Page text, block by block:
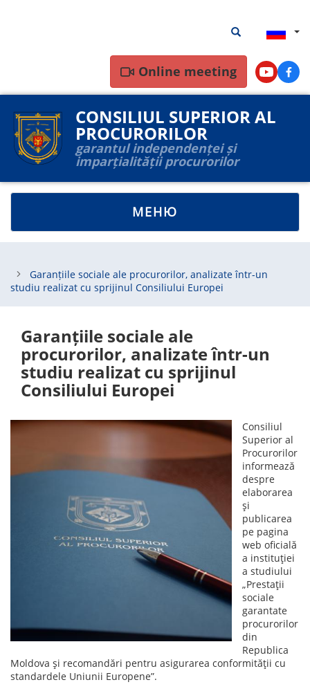
поиска
Результаты
Online meeting Youtube
CONSILIUL SUPERIOR AL
PROCURORILOR
garantul independenței și
imparțialității procurorilor
TOGGLE
NAVIGATION
МЕНЮ
Garanțiile sociale ale procurorilor, analizate într-un
studiu realizat cu sprijinul Consiliului Europei
Garanțiile sociale ale
procurorilor, analizate într-un
studiu realizat cu sprijinul
Consiliului Europei
Consiliul
Superior al
Procurorilor
informează
despre
elaborarea
și
publicarea
pe pagina
web oficială
a instituției
a studiului
„Prestații
sociale
garantate
procurorilor
din
Republica
Moldova și recomandări pentru asigurarea conformității cu
standardele Uniunii Europene”.